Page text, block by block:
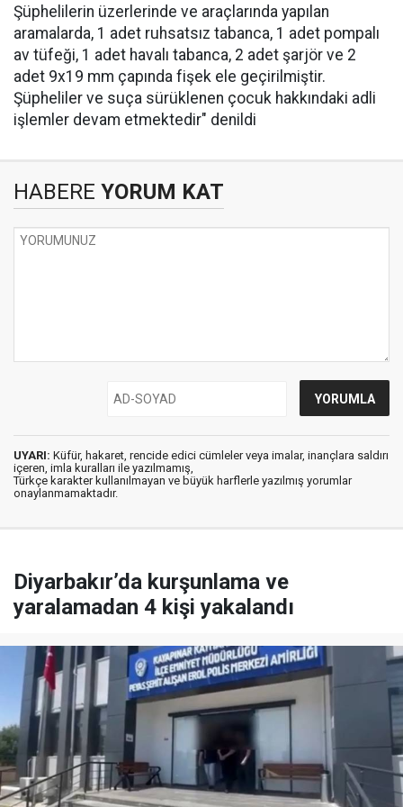
Şüphelilerin üzerlerinde ve araçlarında yapılan
aramalarda, 1 adet ruhsatsız tabanca, 1 adet pompalı
av tüfeği, 1 adet havalı tabanca, 2 adet şarjör ve 2
adet 9x19 mm çapında fişek ele geçirilmiştir.
Şüpheliler ve suça sürüklenen çocuk hakkındaki adli
işlemler devam etmektedir" denildi
HABERE YORUM KAT
UYARI: Küfür, hakaret, rencide edici cümleler veya imalar, inançlara saldırı
içeren, imla kuralları ile yazılmamış,
Türkçe karakter kullanılmayan ve büyük harflerle yazılmış yorumlar
onaylanmamaktadır.
Diyarbakır’da kurşunlama ve
yaralamadan 4 kişi yakalandı